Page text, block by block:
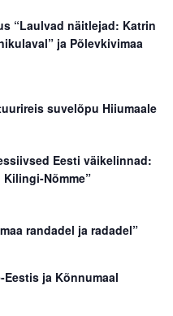
“Laulvad näitlejad: Katrin
ja Põlevkivimaa
suvelõpu Hiiumaale
Eesti väikelinnad:
Nõmme”
randadel ja radadel”
Eestis ja Kõnnumaal